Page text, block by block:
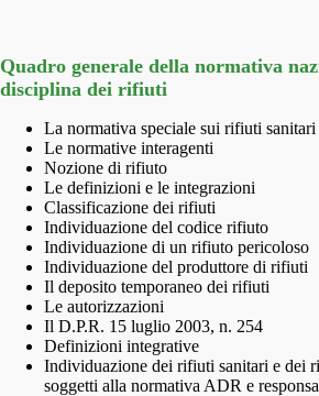
Quadro generale della normativa
disciplina dei rifiuti
La normativa speciale sui rifiuti sanitari
Le normative interagenti
Nozione di rifiuto
Le definizioni e le integrazioni
Classificazione dei rifiuti
Individuazione del codice rifiuto
Individuazione di un rifiuto pericoloso
Individuazione del produttore di rifiuti
Il deposito temporaneo dei rifiuti
Le autorizzazioni
Il D.P.R. 15 luglio 2003, n. 254
Definizioni integrative
Individuazione dei rifiuti sanitari e dei
soggetti alla normativa ADR e